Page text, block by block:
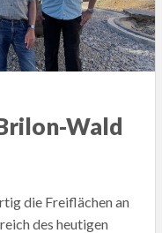
Wald
die Freiflächen an
des heutigen